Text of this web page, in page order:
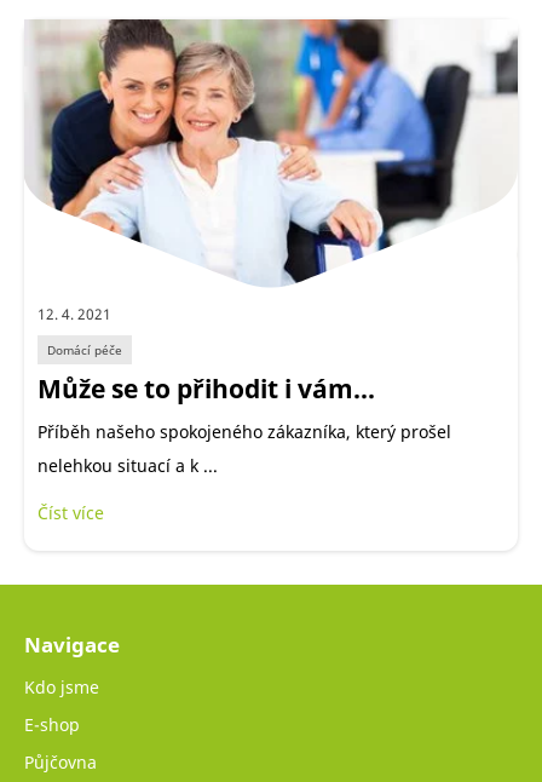
12. 4. 2021
Domácí péče
Může se to přihodit i vám...
Příběh našeho spokojeného zákazníka, který prošel
nelehkou situací a k ...
Číst více
Navigace
Kdo jsme
E-shop
Půjčovna